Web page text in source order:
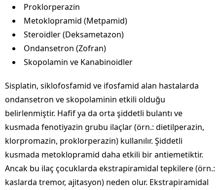
Proklorperazin
Metoklopramid (Metpamid)
Steroidler (Deksametazon)
Ondansetron (Zofran)
Skopolamin ve Kanabinoidler
Sisplatin, siklofosfamid ve ifosfamid alan hastalarda
ondansetron ve skopolaminin etkili olduğu
belirlenmiştir. Hafif ya da orta şiddetli bulantı ve
kusmada fenotiyazin grubu ilaçlar (örn.: dietilperazin,
klorpromazin, proklorperazin) kullanılır. Şiddetli
kusmada metoklopramid daha etkili bir antiemetiktir.
Ancak bu ilaç çocuklarda ekstrapiramidal tepkilere (örn.:
kaslarda tremor, ajitasyon) neden olur. Ekstrapiramidal